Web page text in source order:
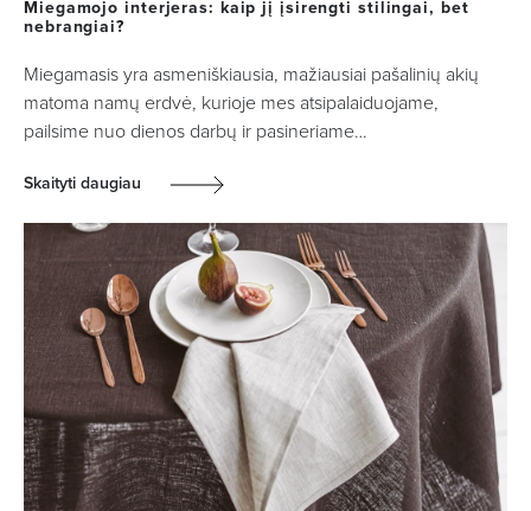
Miegamojo interjeras: kaip jį įsirengti stilingai, bet
nebrangiai?
Miegamasis yra asmeniškiausia, mažiausiai pašalinių akių
matoma namų erdvė, kurioje mes atsipalaiduojame,
pailsime nuo dienos darbų ir pasineriame…
Skaityti daugiau